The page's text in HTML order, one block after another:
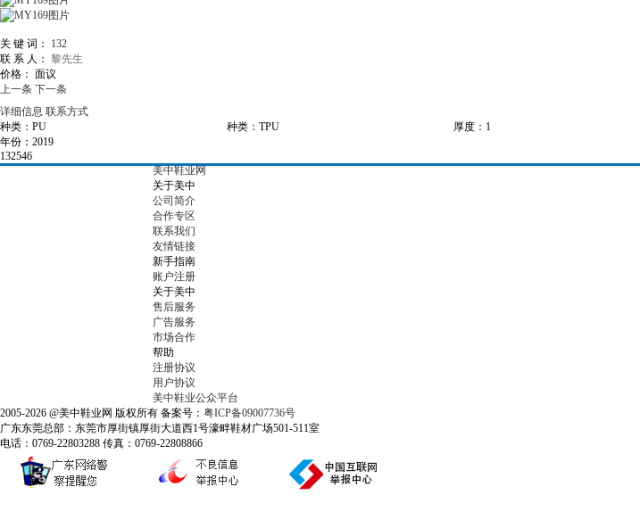
关 键 词：
132
联 系 人： 黎先生
价格： 面议
上一条 下一条
详细信息 联系方式
种类：PU
种类：TPU 厚度：1
年份：2019
132546
美中鞋业网
关于美中
公司简介
合作专区
联系我们
友情链接
新手指南
账户注册
关于美中
售后服务
广告服务
市场合作
帮助
注册协议
用户协议
美中鞋业公众平台
2005-2026 @美中鞋业网 版权所有 备案号： 粤ICP备09007736号
广东东莞总部：东莞市厚街镇厚街大道西1号濠畔鞋材广场501-511室
电话：0769-22803288 传真：0769-22808866